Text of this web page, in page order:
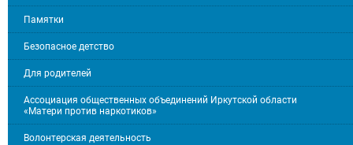
Памятки
Безопасное детство
Для родителей
Ассоциация общественных объединений Иркутской области
«Матери против наркотиков»
Волонтерская деятельность